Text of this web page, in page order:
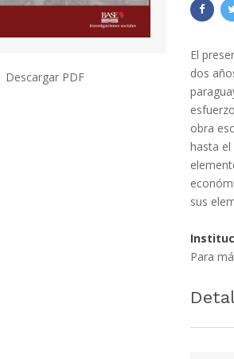
Descargar PDF
El
dos
obra
hasta
sus
Para